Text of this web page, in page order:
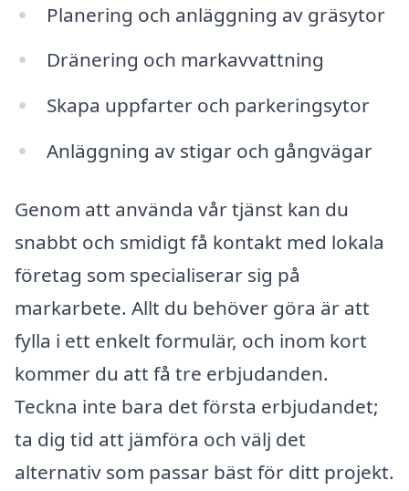
Planering och anläggning av gräsytor
Dränering och markavvattning
Skapa uppfarter och parkeringsytor
Anläggning av stigar och gångvägar
Genom att använda vår tjänst kan du
snabbt och smidigt få kontakt med lokala
företag som specialiserar sig på
markarbete. Allt du behöver göra är att
fylla i ett enkelt formulär, och inom kort
kommer du att få tre erbjudanden.
Teckna inte bara det första erbjudandet;
ta dig tid att jämföra och välj det
alternativ som passar bäst för ditt projekt.